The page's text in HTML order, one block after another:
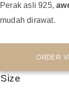
Perak asli 925,
mudah dirawat.
ORDER
Size